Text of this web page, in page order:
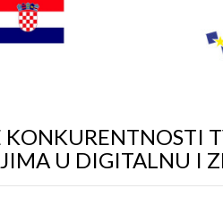
KONKURENTNOSTI
U DIGITALNU I